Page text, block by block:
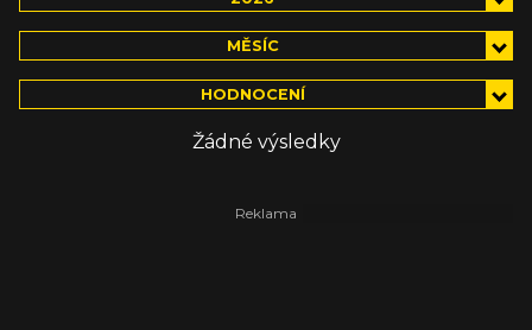
MĚSÍC
HODNOCENÍ
Žádné výsledky